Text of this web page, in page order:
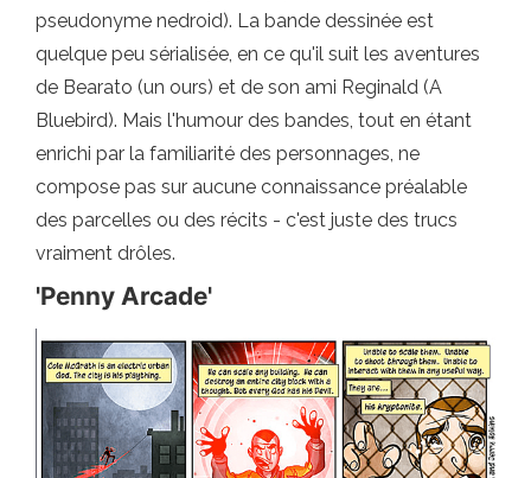
pseudonyme nedroid). La bande dessinée est
quelque peu sérialisée, en ce qu'il suit les aventures
de Bearato (un ours) et de son ami Reginald (A
Bluebird). Mais l'humour des bandes, tout en étant
enrichi par la familiarité des personnages, ne
compose pas sur aucune connaissance préalable
des parcelles ou des récits - c'est juste des trucs
vraiment drôles.
'Penny Arcade'